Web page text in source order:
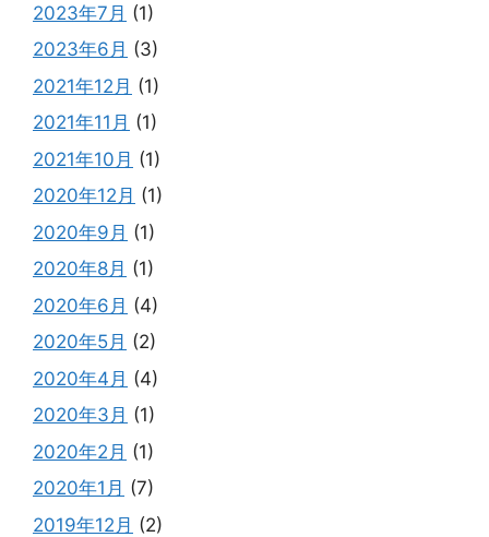
2023年7月 (1)
2023年6月 (3)
2021年12月 (1)
2021年11月 (1)
2021年10月 (1)
2020年12月 (1)
2020年9月 (1)
2020年8月 (1)
2020年6月 (4)
2020年5月 (2)
2020年4月 (4)
2020年3月 (1)
2020年2月 (1)
2020年1月 (7)
2019年12月 (2)